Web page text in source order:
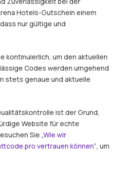
Hotels-Gutschein einem
nur gültige und
kontinuierlich, um den aktuellen
Codes werden umgehend
stets genaue und aktuelle
ist der Grund,
Website für echte
Sie „Wie wir
vertrauen können“, um